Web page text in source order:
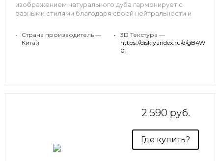
изображением натурального дуба гармонирует с
разными стилями благодаря своей нейтральности и
Кварцевый ламинат Fargo — это простота укладки и
•
Страна производитель —
Китай
•
3D Текстура —
https://disk.yandex.ru/d/
01
2 590 руб.
Где купить?